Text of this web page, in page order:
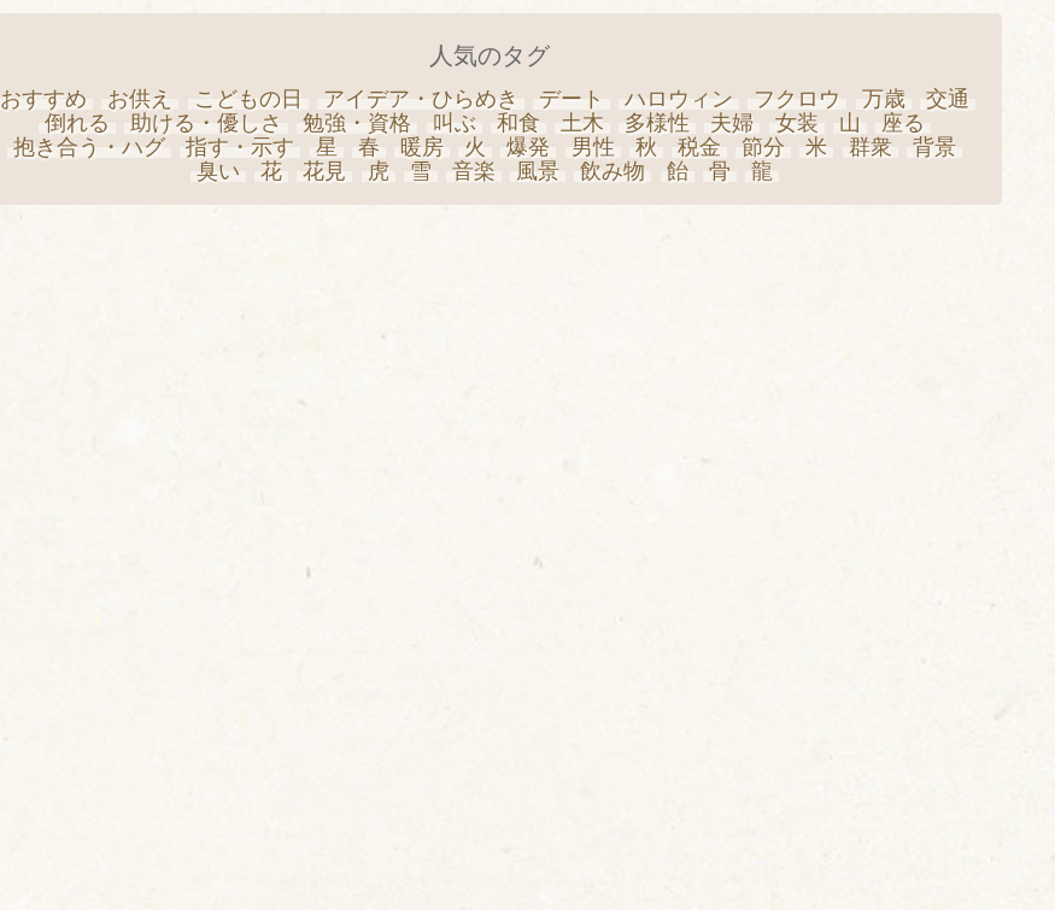
人気のタグ
おすすめ お供え こどもの日 アイデア・ひらめき デート ハロウィン フクロウ 万歳
交通
倒れる
助ける・優しさ 勉強・資格 叫ぶ 和食 土木 多様性 夫婦 女装 山
座る
抱き合う・ハグ
指す・示す 星 春 暖房 火 爆発 男性 秋 税金 節分 米 群衆
背景
臭い
花 花見 虎 雪 音楽 風景 飲み物 飴 骨 龍